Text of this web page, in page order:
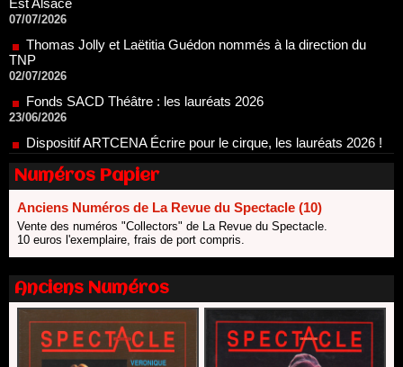
02/07/2026
23/06/2026
Dispositif ARTCENA Écrire pour le cirque, les lauréats 2026 !
Le palmarès des prix SACD 2026
Les 10 lauréats du Fonds Grandes Formes Théâtre 2026
SACD
13/06/2026
Nomination de Nathalie Garraud et Olivier Saccomano à la
direction du Théâtre de Gennevilliers - CDN
13/06/2026
18/03/2026
Numéros Papier
Anciens Numéros de La Revue du Spectacle (10)
Vente des numéros "Collectors" de La Revue du Spectacle.
10 euros l'exemplaire, frais de port compris.
Anciens Numéros